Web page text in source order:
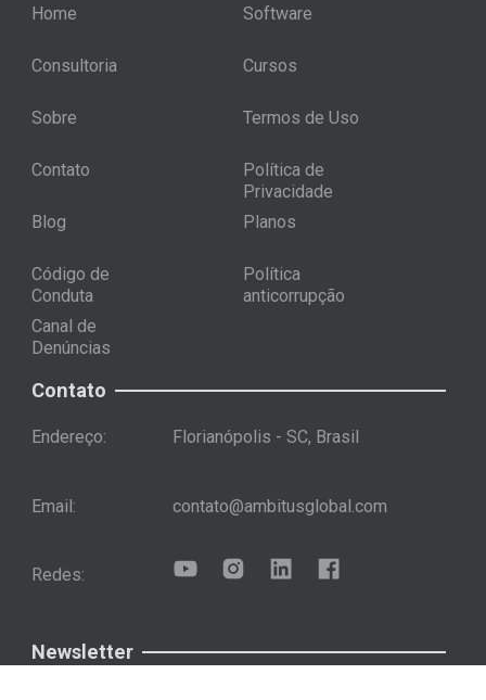
Contato
Endereço: Florianópolis - SC, Brasil
Email: contato@ambitusglobal.com
Redes:
Newsletter
Home Software
Consultoria Cursos
Sobre Termos de Uso
Contato
Política de
Privacidade
Blog
Planos
Código de
Conduta
Política
anticorrupção
Canal de
Denúncias